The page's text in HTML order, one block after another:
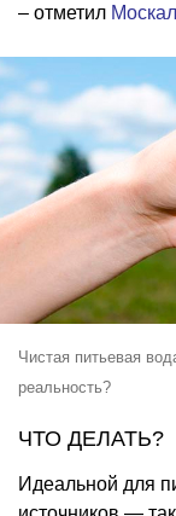
– отметил
Чистая питьевая
реальность?
ЧТО ДЕЛАТЬ?
Идеальной для